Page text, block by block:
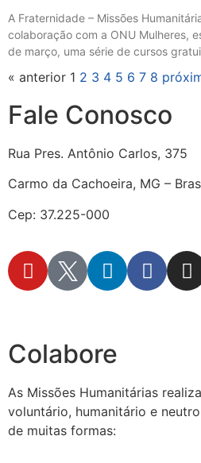
A Fraternidade – Missões
colaboração com a ONU Mulheres,
de março, uma série de cursos
« anterior 1 2 3 4 5 6 7 8
Fale Conosco
Rua Pres. Antônio Carlos, 375
Carmo da Cachoeira, MG –
Cep: 37.225-000
Colabore
As Missões Humanitárias
voluntário, humanitário e
de muitas formas: